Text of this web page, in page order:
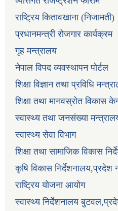
राष्ट्रिय कितावखाना (निजामती)
प्रधानमन्त्री रोजगार कार्यक्रम
गृह मन्त्रालय
नेपाल विपद व्यवस्थापन पोर्टल
शिक्षा विज्ञान तथा प्रविधि
शिक्षा तथा मानवस्रोत विकास
स्वास्थ्य तथा जनसंख्या
स्वास्थ्य सेवा विभाग
शिक्षा तथा सामाजिक विकास
कृषि विकास निर्देशनालय,प्रदेश
राष्ट्रिय योजना आयोग
स्वास्थ्य निर्देशनालय